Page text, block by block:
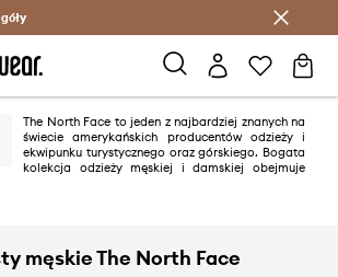
Oszczędzaj z Answear Club >
The North Face to jeden z najbardziej znanych na
świecie amerykańskich producentów odzieży i
ekwipunku turystycznego oraz górskiego. Bogata
kolekcja odzieży męskiej i damskiej obejmuje
męskie The North Face